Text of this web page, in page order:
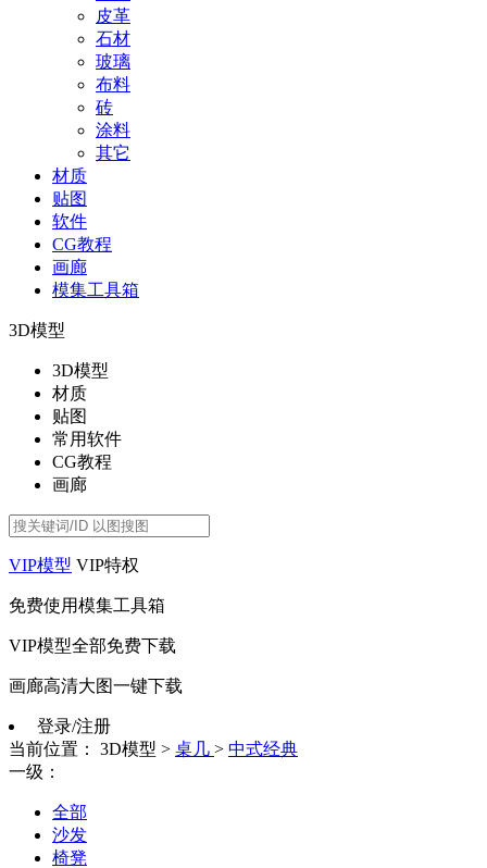
皮革
石材
玻璃
布料
砖
涂料
其它
材质
贴图
软件
CG教程
画廊
模集工具箱
3D模型
3D模型
材质
贴图
常用软件
CG教程
画廊
VIP模型 VIP特权
免费使用模集工具箱
VIP模型全部免费下载
画廊高清大图一键下载
登录/注册
当前位置：
3D模型 > 桌几 > 中式经典
一级：
全部
沙发
椅凳